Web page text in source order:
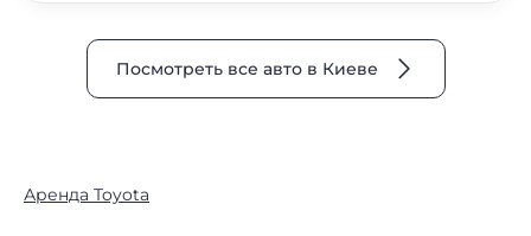
Посмотреть все авто в Киеве
Аренда Toyota